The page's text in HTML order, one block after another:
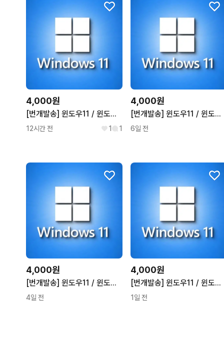
4,000원
[번개발송] 윈도우11 / 윈도우10 프로 홈 정품키 오피스2021
12시간 전 1 1
4,000원
[번개발송] 윈도우11 / 윈도우10 프로 홈 정품키 오피스2021
6일 전
4,000원
[번개발송] 윈도우11 / 윈도우10 프로 홈 정품키 오피스2021
4일 전
4,000원
[번개발송] 윈도우11 / 윈도우10 프로 홈 정품키 오피스2021
1일 전